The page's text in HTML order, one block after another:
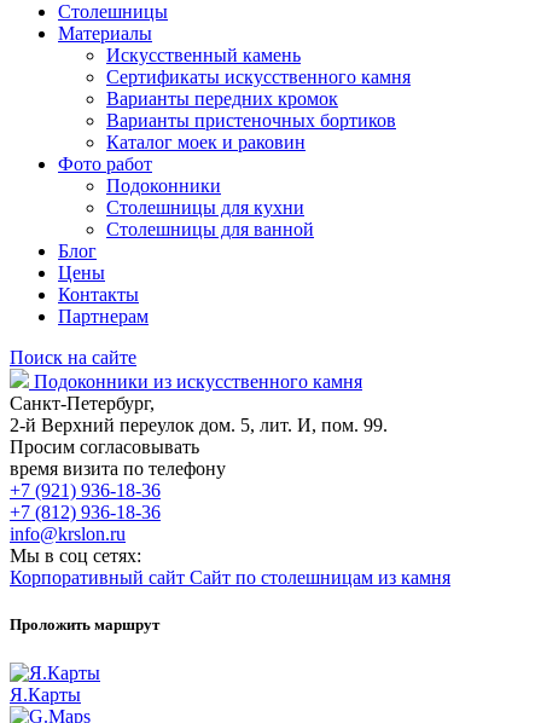
Столешницы
Материалы
Искусственный камень
Сертификаты искусственного камня
Варианты передних кромок
Варианты пристеночных бортиков
Каталог моек и раковин
Фото работ
Подоконники
Столешницы для кухни
Столешницы для ванной
Блог
Цены
Контакты
Партнерам
Поиск на сайте
Подоконники из искусственного камня
Санкт-Петербург,
2-й Верхний переулок дом. 5, лит. И, пом. 99.
Просим согласовывать
время визита по телефону
+7 (921) 936-18-36
+7 (812) 936-18-36
info@krslon.ru
Мы в соц сетях:
Корпоративный сайт Сайт по столешницам из камня
Проложить маршрут
Я.Карты